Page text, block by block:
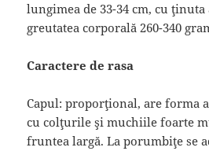
lungimea de 33-34 cm, cu
greutatea corporală 260-340
Caractere de rasa
Capul: proporţional, are forma
cu colţurile şi muchiile foarte
fruntea largă. La porumbiţe se